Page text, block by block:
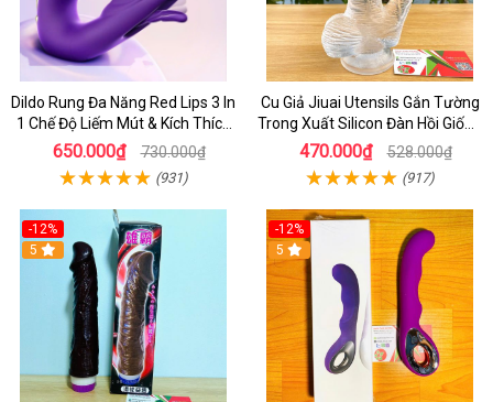
Dildo Rung Đa Năng Red Lips 3 In
1 Chế Độ Liếm Mút & Kích Thích
Điểm G
650.000₫ 730.000₫
(931)
Cu Giả Jiuai Utensils Gắn Tường
Trong Xuất Silicon Đàn Hồi Giống
Thật
470.000₫ 528.000₫
(917)
-12%
5
-12%
5